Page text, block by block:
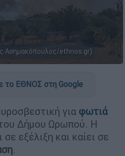
Ασημακόπουλος/ethnos.gr)
το ΕΘΝΟΣ στη Google
για φωτιά
Δήμου Ωρωπού. Η
εξέλιξη και καίει σε
.